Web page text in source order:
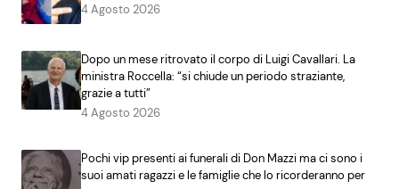
4 Agosto 2026
Dopo un mese ritrovato il corpo di Luigi Cavallari. La
ministra Roccella: “si chiude un periodo straziante,
grazie a tutti”
4 Agosto 2026
Pochi vip presenti ai funerali di Don Mazzi ma ci sono i
suoi amati ragazzi e le famiglie che lo ricorderanno per